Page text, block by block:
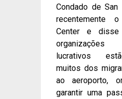
Condado de
recentemente
Center e
lucrativos
muitos dos
ao aeroporto,
garantir uma